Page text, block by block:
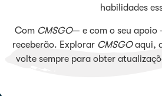
habilidades
Com CMSGO— e com o seu apoio
receberão. Explorar CMSGOaqui,
volte sempre para obter